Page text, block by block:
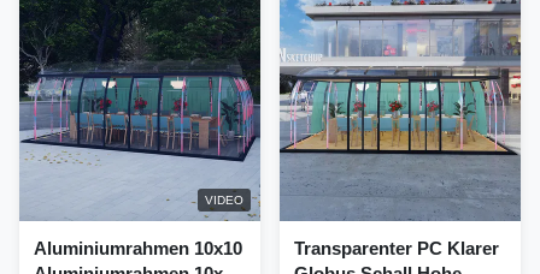
VIDEO
Aluminiumrahmen 10x10
Transparenter PC Klarer